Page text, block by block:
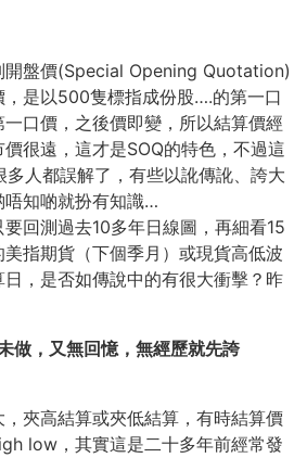
開盤價(Special Opening Quotation)
是以500隻標指成份股….的第一口
口價，之後價即變，所以結算價經
很遠，這才是SOQ的特色，不過這
多人都誤解了，有些以訛傳訛、誇大
唔知啲就扮有知識…
回測過去10多年日線圖，再細看15
指期貨（下個季月）或現貨高低波
，是否如傳說中的有很大衝擊？昨
做，又無回憶，無經歷就先誇
夾高結算或夾低結算，有時結算價
low，其實這是二十多年前經常發